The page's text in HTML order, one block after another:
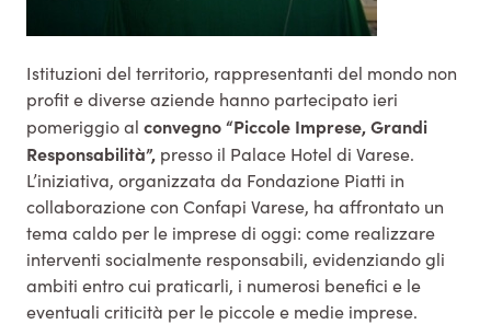
Istituzioni del territorio, rappresentanti del mondo non
profit e diverse aziende hanno partecipato ieri
pomeriggio al convegno “Piccole Imprese, Grandi
Responsabilità”, presso il Palace Hotel di Varese.
L’iniziativa, organizzata da Fondazione Piatti in
collaborazione con Confapi Varese, ha affrontato un
tema caldo per le imprese di oggi: come realizzare
interventi socialmente responsabili, evidenziando gli
ambiti entro cui praticarli, i numerosi benefici e le
eventuali criticità per le piccole e medie imprese.